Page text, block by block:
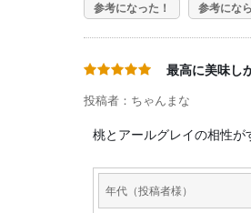
参考になった！ 参考にな
最高に美味し
投稿者：ちゃんまな
桃とアールグレイの相性が
年代（投稿者様）